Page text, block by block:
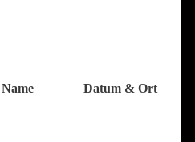
Name
Datum & Ort